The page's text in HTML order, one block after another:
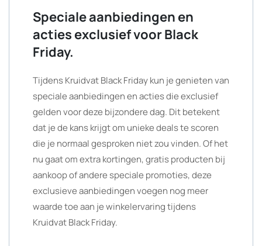
Speciale aanbiedingen en
acties exclusief voor Black
Friday.
Tijdens Kruidvat Black Friday kun je genieten van
speciale aanbiedingen en acties die exclusief
gelden voor deze bijzondere dag. Dit betekent
dat je de kans krijgt om unieke deals te scoren
die je normaal gesproken niet zou vinden. Of het
nu gaat om extra kortingen, gratis producten bij
aankoop of andere speciale promoties, deze
exclusieve aanbiedingen voegen nog meer
waarde toe aan je winkelervaring tijdens
Kruidvat Black Friday.